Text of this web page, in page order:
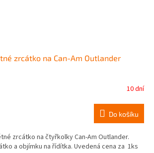
zrcátko na Can-Am Outlander
10 dní
Do košíku
zrcátko na čtyřkolky Can-Am Outlander.
a objímku na řídítka. Uvedená cena za 1ks